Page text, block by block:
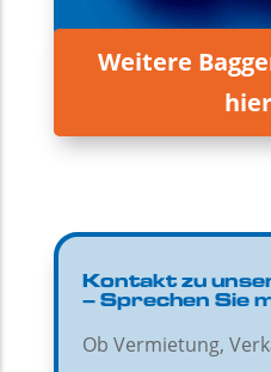
Weitere
Kontakt zu
– Sprechen Sie
Ob Vermietung,